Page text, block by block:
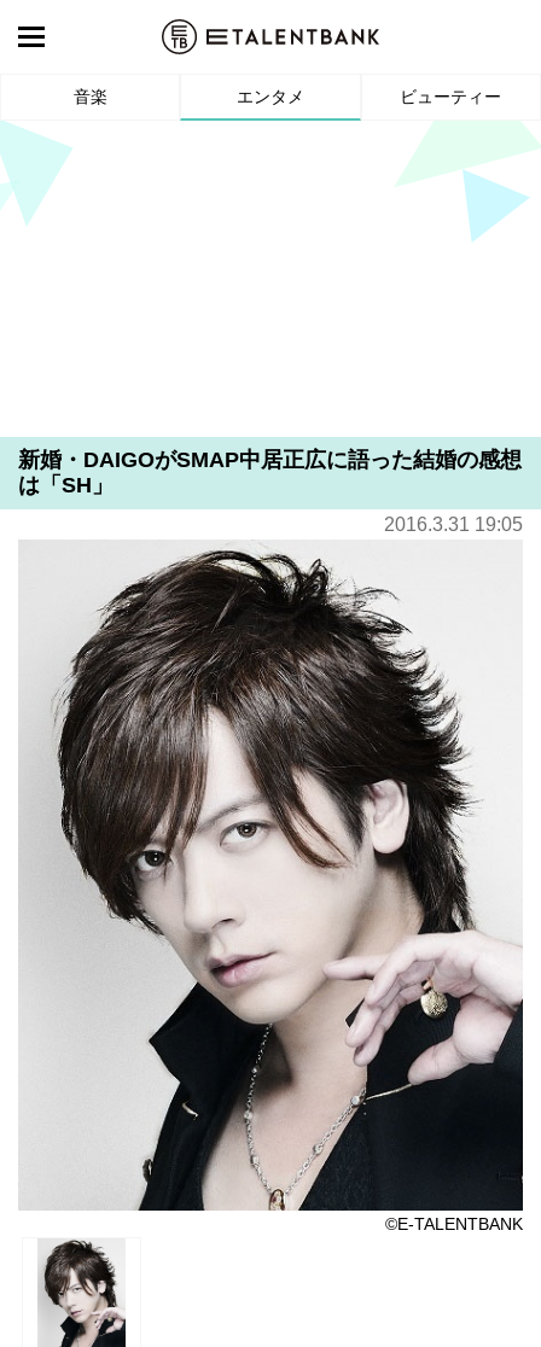
音楽 エンタメ ビューティー
新婚・DAIGOがSMAP中居正広に語った結婚の感想
は「SH」
2016.3.31 19:05
©E-TALENTBANK